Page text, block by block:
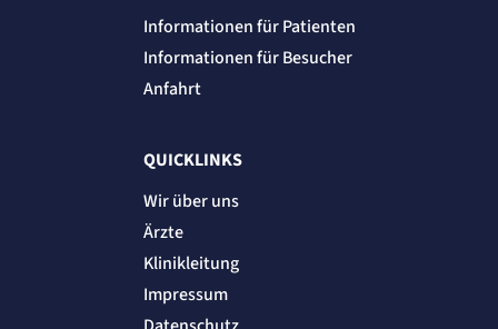
Informationen für Patienten
Informationen für Besucher
Anfahrt
QUICKLINKS
Wir über uns
Ärzte
Klinikleitung
Impressum